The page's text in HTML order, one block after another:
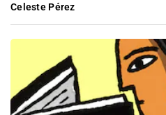
Celeste Pérez